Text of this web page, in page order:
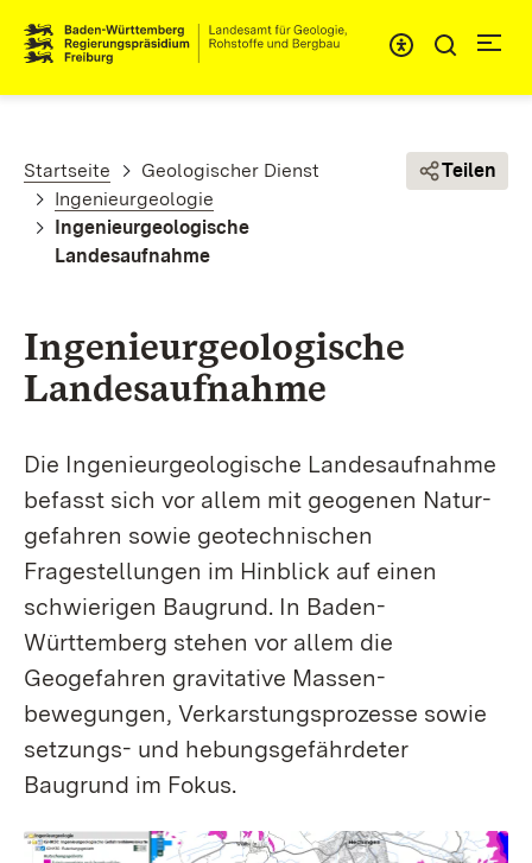
Pfadnavigation
Startseite
Geologischer Dienst
Ingenieurgeologie
Ingenieurgeologische
Landesaufnahme
Teilen
Ingenieurgeologische
Landesaufnahme
Die Ingenieurgeologische Landesaufnahme
befasst sich vor allem mit geogenen Natur­
gefahren sowie geotechnischen
Fragestellungen im Hinblick auf einen
schwierigen Baugrund. In Baden-
Württemberg stehen vor allem die
Geogefahren gravitative Massen­
bewegungen, Verkarstungs­prozesse sowie
setzungs- und hebungs­gefährdeter
Baugrund im Fokus.